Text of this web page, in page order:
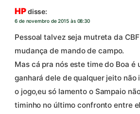
HPdisse:
6 de novembro de 2015 às 08:30
Pessoal talvez seja mutreta da
mudança de mando de campo.
Mas cá pra nós este time do Boa é
ganhará dele de qualquer jeito não
o jogo,eu só lamento o Sampaio
timinho no último confronto entre